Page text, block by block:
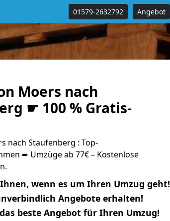
01579-2632792 Angebot
Moers nach
☛ 100 % Gratis-
nach Staufenberg : Top-
➨ Umzüge ab 77€ – Kostenlose
wenn es um Ihren Umzug geht!
Angebote erhalten!
beste Angebot für Ihren Umzug!